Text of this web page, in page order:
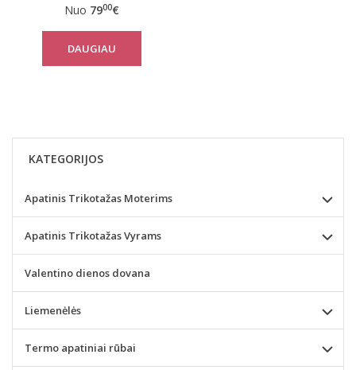
Nuo 7900€
DAUGIAU
KATEGORIJOS
Apatinis Trikotažas Moterims
Apatinis Trikotažas Vyrams
Valentino dienos dovana
Liemenėlės
Termo apatiniai rūbai